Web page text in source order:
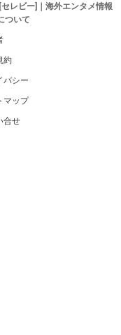
レビー]｜海外エンタメ情報
ついて
約
バシー
マップ
合せ